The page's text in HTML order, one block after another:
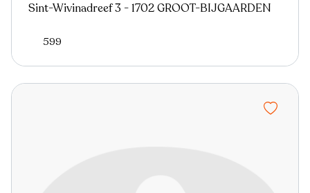
Sint-Wivinadreef 3 - 1702 GROOT-BIJGAARDEN
599